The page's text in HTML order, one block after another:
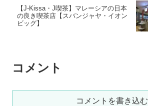
【J-Kissa・J喫茶】マレーシアの日本
の良き喫茶店【スバンジャヤ・イオン
ビッグ】
コメント
コメントを書き込む